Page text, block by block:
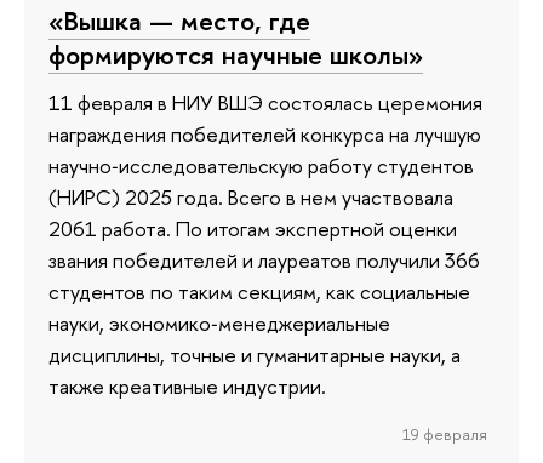
«Вышка — место, где
формируются научные школы»
11 февраля в НИУ ВШЭ состоялась церемония
награждения победителей конкурса на лучшую
научно‑исследовательскую работу студентов
(НИРС) 2025 года. Всего в нем участвовала
2061 работа. По итогам экспертной оценки
звания победителей и лауреатов получили 366
студентов по таким секциям, как социальные
науки, экономико‑менеджериальные
дисциплины, точные и гуманитарные науки, а
также креативные индустрии.
19 февраля